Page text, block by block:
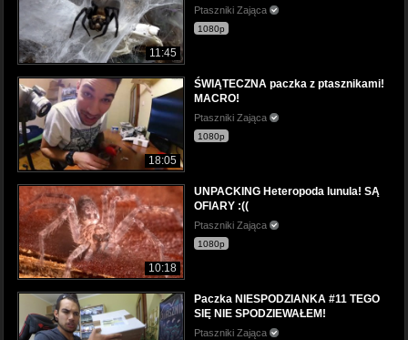
11:45
Ptaszniki Zająca
1080p
18:05
ŚWIĄTECZNA paczka z ptasznikami!
MACRO!
Ptaszniki Zająca
1080p
10:18
UNPACKING Heteropoda lunula! SĄ
OFIARY :((
Ptaszniki Zająca
1080p
Paczka NIESPODZIANKA #11 TEGO
SIĘ NIE SPODZIEWAŁEM!
Ptaszniki Zająca